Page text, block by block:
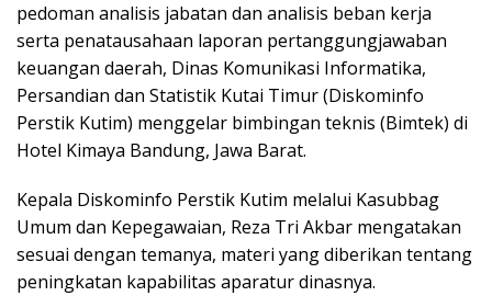
pedoman analisis jabatan dan analisis beban kerja
serta penatausahaan laporan pertanggungjawaban
keuangan daerah, Dinas Komunikasi Informatika,
Persandian dan Statistik Kutai Timur (Diskominfo
Perstik Kutim) menggelar bimbingan teknis (Bimtek) di
Hotel Kimaya Bandung, Jawa Barat.
Kepala Diskominfo Perstik Kutim melalui Kasubbag
Umum dan Kepegawaian, Reza Tri Akbar mengatakan
sesuai dengan temanya, materi yang diberikan tentang
peningkatan kapabilitas aparatur dinasnya.